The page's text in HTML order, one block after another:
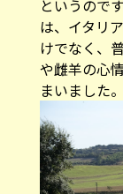
というので
は、イタリ
けでなく、
や雌羊の心
まいました。